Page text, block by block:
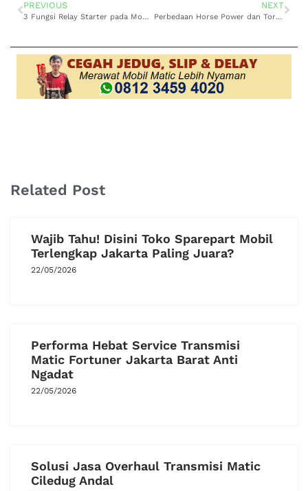
PREVIOUS
3 Fungsi Relay Starter pada Mobil, Wajib Paham
NEXT
Perbedaan Horse Power dan Torsi pada Mobil
Related Post
Wajib Tahu! Disini Toko Sparepart Mobil
Terlengkap Jakarta Paling Juara?
22/05/2026
Performa Hebat Service Transmisi
Matic Fortuner Jakarta Barat Anti
Ngadat
22/05/2026
Solusi Jasa Overhaul Transmisi Matic
Ciledug Andal